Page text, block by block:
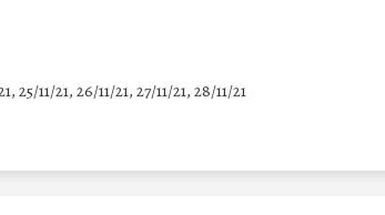
25/11/21, 26/11/21, 27/11/21, 28/11/21